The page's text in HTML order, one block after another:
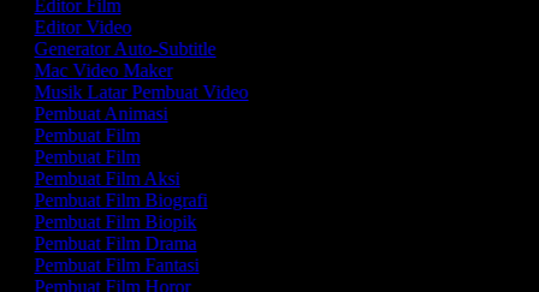
Editor Film
Editor Video
Generator Auto-Subtitle
Mac Video Maker
Musik Latar Pembuat Video
Pembuat Animasi
Pembuat Film
Pembuat Film
Pembuat Film Aksi
Pembuat Film Biografi
Pembuat Film Biopik
Pembuat Film Drama
Pembuat Film Fantasi
Pembuat Film Horor